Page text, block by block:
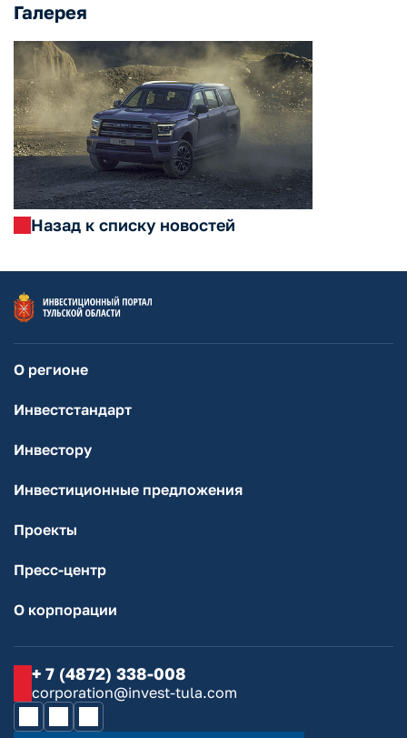
Галерея
Назад к списку новостей
О регионе
Инвестстандарт
Инвестору
Инвестиционные предложения
Проекты
Пресс-центр
О корпорации
+ 7 (4872) 338-008
corporation@invest-tula.com